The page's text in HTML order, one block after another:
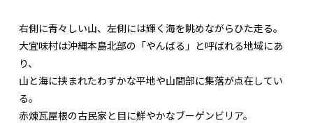
右側に青々しい山、左側には輝く海を眺めながらひた走る。
大宜味村は沖縄本島北部の「やんばる」と呼ばれる地域にあ
り、
山と海に挟まれたわずかな平地や山間部に集落が点在してい
る。
赤煉瓦屋根の古民家と目に鮮やかなブーゲンビリア。